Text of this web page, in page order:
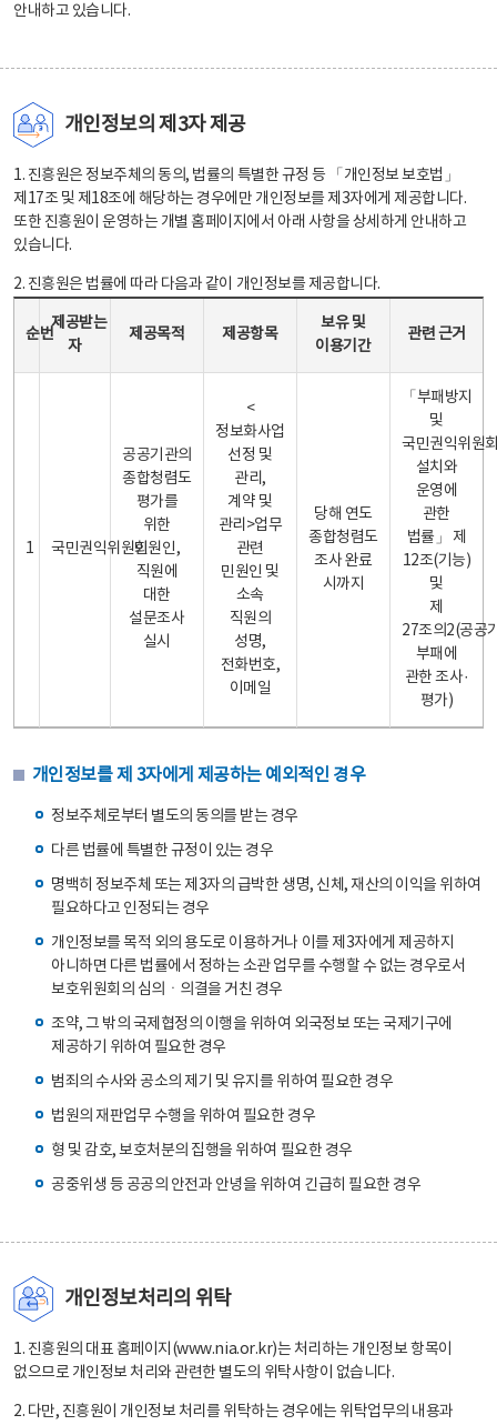
안내하고 있습니다.
개인정보의 제3자 제공
1. 진흥원은 정보주체의 동의, 법률의 특별한 규정 등 「개인정보 보호법」
제17조 및 제18조에 해당하는 경우에만 개인정보를 제3자에게 제공합니다.
또한 진흥원이 운영하는 개별 홈페이지에서 아래 사항을 상세하게 안내하고
있습니다.
2. 진흥원은 법률에 따라 다음과 같이 개인정보를 제공합니다.
순번
제공받는
자
제공목적 제공항목
보유 및
이용기간
관련 근거
1 국민권익위원회
공공기관의
종합청렴도
평가를
위한
민원인,
직원에
대한
설문조사
실시
<
정보화사업
선정 및
관리,
계약 및
관리>업무
관련
민원인 및
소속
직원의
성명,
전화번호,
이메일
당해 연도
종합청렴도
조사 완료
시까지
「부패방지
및
국민권익위원
설치와
운영에
관한
법률」 제
12조(기능)
및
제
27조의2(공공
부패에
관한 조사·
평가)
개인정보를 제 3자에게 제공하는 예외적인 경우
정보주체로부터 별도의 동의를 받는 경우
다른 법률에 특별한 규정이 있는 경우
명백히 정보주체 또는 제3자의 급박한 생명, 신체, 재산의 이익을 위하여
필요하다고 인정되는 경우
개인정보를 목적 외의 용도로 이용하거나 이를 제3자에게 제공하지
아니하면 다른 법률에서 정하는 소관 업무를 수행할 수 없는 경우로서
보호위원회의 심의ㆍ의결을 거친 경우
조약, 그 밖의 국제협정의 이행을 위하여 외국정보 또는 국제기구에
제공하기 위하여 필요한 경우
범죄의 수사와 공소의 제기 및 유지를 위하여 필요한 경우
법원의 재판업무 수행을 위하여 필요한 경우
형 및 감호, 보호처분의 집행을 위하여 필요한 경우
공중위생 등 공공의 안전과 안녕을 위하여 긴급히 필요한 경우
개인정보처리의 위탁
1. 진흥원의 대표 홈페이지(www.nia.or.kr)는 처리하는 개인정보 항목이
없으므로 개인정보 처리와 관련한 별도의 위탁사항이 없습니다.
2. 다만, 진흥원이 개인정보 처리를 위탁하는 경우에는 위탁업무의 내용과